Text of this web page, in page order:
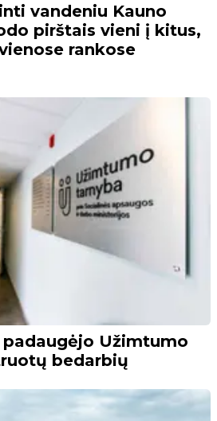
vandeniu Kauno
pirštais vieni į kitus,
rankose
padaugėjo Užimtumo
bedarbių